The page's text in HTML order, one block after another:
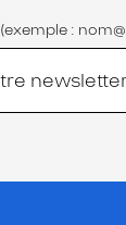
(exemple :